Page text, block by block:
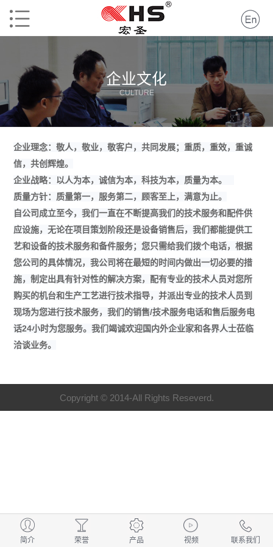
企业文化
CULTURE
企业理念：敬人，敬业，敬客户，共同发展；重质，重效，重诚
信，共创辉煌。
企业战略：以人为本，诚信为本，科技为本，质量为本。
质量方针：质量第一，服务第二，顾客至上，满意为止。
自公司成立至今，我们一直在不断提高我们的技术服务和配件供
应设施，无论在项目策划阶段还是设备销售后，我们都能提供工
艺和设备的技术服务和备件服务；您只需给我们拨个电话，根据
您公司的具体情况，我公司将在最短的时间内做出一切必要的措
施，制定出具有针对性的解决方案，配有专业的技术人员对您所
购买的机台和生产工艺进行技术指导，并派出专业的技术人员到
现场为您进行技术服务，我们的销售/技术服务电话和售后服务电
话24小时为您服务。我们竭诚欢迎国内外企业家和各界人士莅临
洽谈业务。
Copyright © 2014-All Rights Reseverd.
简介 荣誉 产品 视频 联系我们